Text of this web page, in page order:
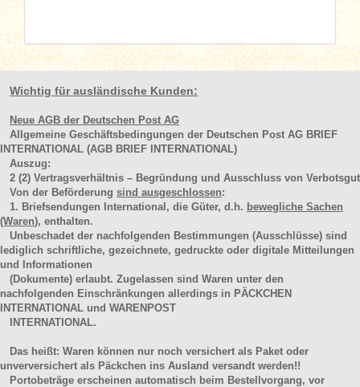
Wichtig für ausländische Kunden:
Neue AGB der Deutschen Post AG
Allgemeine Geschäftsbedingungen der Deutschen Post AG BRIEF
INTERNATIONAL (AGB BRIEF INTERNATIONAL)
Auszug:
2 (2) Vertragsverhältnis – Begründung und Ausschluss von Verbotsgut
Von der Beförderung sind ausgeschlossen:
1. Briefsendungen International, die Güter, d.h. bewegliche Sachen
(Waren), enthalten.
Unbeschadet der nachfolgenden Bestimmungen (Ausschlüsse) sind
lediglich schriftliche, gezeichnete, gedruckte oder digitale Mitteilungen
und Informationen
(Dokumente) erlaubt. Zugelassen sind Waren unter den
nachfolgenden Einschränkungen allerdings in PÄCKCHEN
INTERNATIONAL und WARENPOST
INTERNATIONAL.
Das heißt: Waren können nur noch versichert als Paket oder
unverversichert als Päckchen ins Ausland versandt werden!!
Portobeträge erscheinen automatisch beim Bestellvorgang, vor